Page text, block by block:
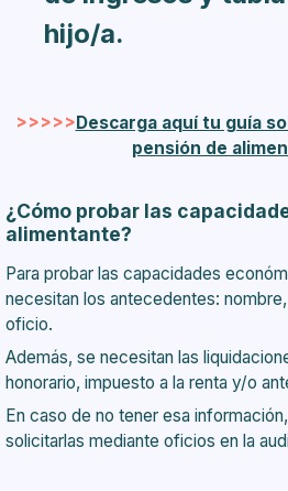
hijo/a.
>>>>> Descarga aquí tu guía
pensión de
¿Cómo probar las
alimentante?
Para probar las capacidades
necesitan los antecedentes:
oficio.
Además, se necesitan las
honorario, impuesto a la renta y/o
En caso de no tener esa
solicitarlas mediante oficios en la